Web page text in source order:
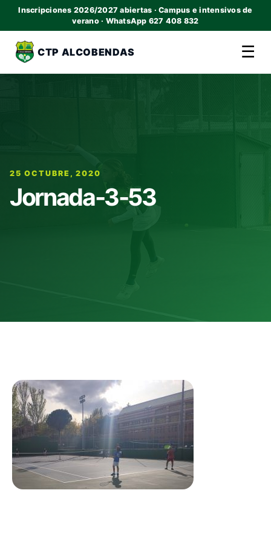
Inscripciones 2026/2027 abiertas · Campus e intensivos de
verano · WhatsApp 627 408 832
CTP ALCOBENDAS ☰
25 OCTUBRE, 2020
Jornada-3-53